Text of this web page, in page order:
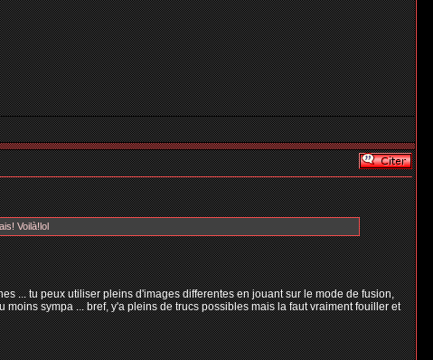
Voilà!lol
... tu peux utiliser pleins d'images differentes en jouant sur le mode de fusion,
sympa ... bref, y'a pleins de trucs possibles mais la faut vraiment fouiller et